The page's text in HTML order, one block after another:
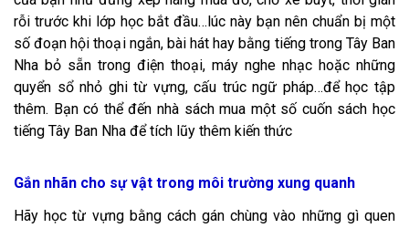
rỗi trước khi lớp học bắt đầu…lúc này bạn nên chuẩn bị một
số đoạn hội thoại ngắn, bài hát hay bằng tiếng trong Tây Ban
Nha bỏ sẵn trong điện thoại, máy nghe nhạc hoặc những
quyển sổ nhỏ ghi từ vựng, cấu trúc ngữ pháp…để học tập
thêm. Bạn có thể đến nhà sách mua một số cuốn sách học
tiếng Tây Ban Nha để tích lũy thêm kiến thức
Gắn nhãn cho sự vật trong môi trường xung quanh
Hãy học từ vựng bằng cách gán chùng vào những gì quen